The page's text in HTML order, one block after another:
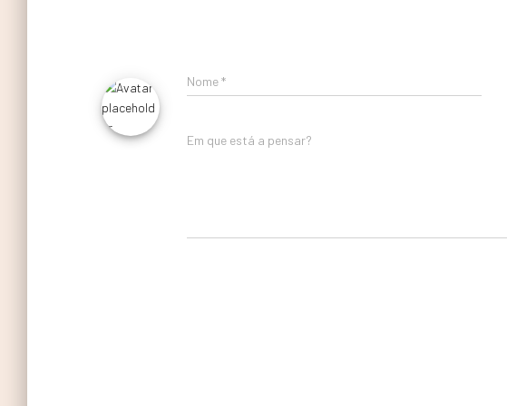
Nome*
Em que está a pensar?